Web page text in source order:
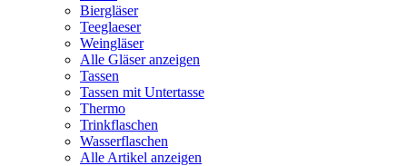
Biergläser
Teeglaeser
Weingläser
Alle Gläser anzeigen
Tassen
Tassen mit Untertasse
Thermo
Trinkflaschen
Wasserflaschen
Alle Artikel anzeigen